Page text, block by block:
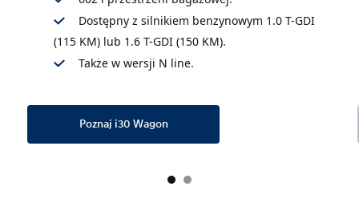
Dostępny z silnikiem benzynowym 1.0 T-GDI
(115 KM) lub 1.6 T-GDI (150 KM).
Także w wersji N line.
Poznaj i30 Wagon